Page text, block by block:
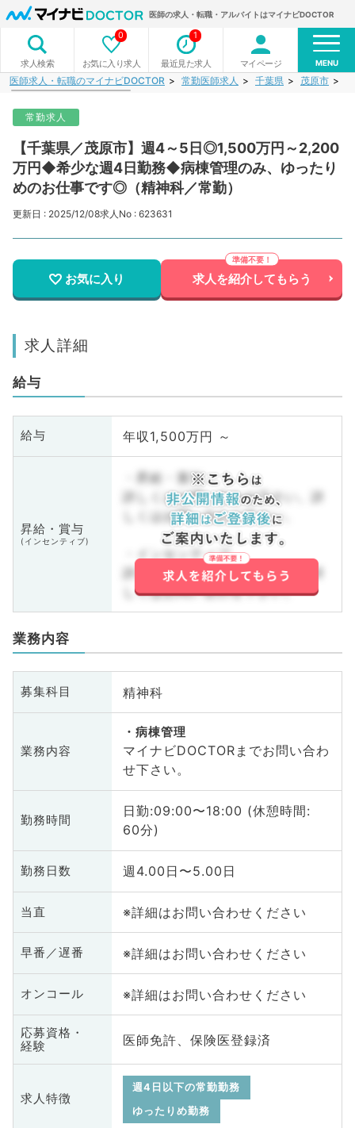
医師の求人・転職・アルバイトはマイナビDOCTOR
求人検索 お気に入り求人
0
最近見た求人
1
マイページ MENU
医師求人・転職のマイナビDOCTOR 常勤医師求人 千葉県 茂原市
常勤求人
【千葉県／茂原市】週4～5日◎1,500万円～2,200
万円◆希少な週4日勤務◆病棟管理のみ、ゆったり
めのお仕事です◎（精神科／常勤）
更新日 : 2025/12/08求人No : 623631
お気に入り 求人を紹介してもらう
求人詳細
給与
給与 年収1,500万円 ～
昇給・賞与
(インセンティブ)
・昇給・賞与
詳しくはお問い合わせ下さい。詳
しくはお問い合わせ下さい。
・インセンティブ
詳しくはお問い合わせ下さい。詳
しくはお問い合わせ下さい。
業務内容
募集科目 精神科
業務内容
病棟管理
マイナビDOCTORまでお問い合わ
せ下さい。
勤務時間
日勤:09:00〜18:00 (休憩時間:
60分)
勤務日数 週4.00日〜5.00日
当直 ※詳細はお問い合わせください
早番／遅番 ※詳細はお問い合わせください
オンコール ※詳細はお問い合わせください
応募資格・
経験
医師免許、保険医登録済
求人特徴
週4日以下の常勤勤務
ゆったりめ勤務